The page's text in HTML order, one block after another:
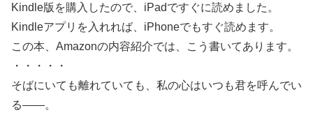
Kindle版を購入したので、iPadですぐに読めました。
Kindleアプリを入れれば、iPhoneでもすぐ読めます。
この本、Amazonの内容紹介では、こう書いてあります。
・・・・・
そばにいても離れていても、私の心はいつも君を呼んでい
る――。